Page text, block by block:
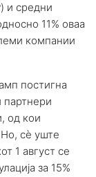
и средни
11% оваа
компании
постигна
партнери
од кои
Но, сè уште
1 август се
за 15%